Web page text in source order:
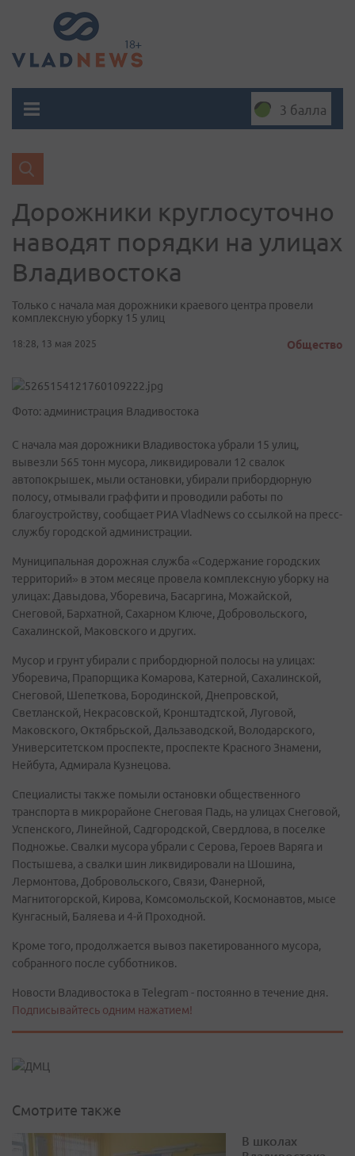
3 балла
Дорожники круглосуточно
наводят порядки на улицах
Владивостока
Только с начала мая дорожники краевого центра провели
комплексную уборку 15 улиц
18:28, 13 мая 2025 Общество
Фото: администрация Владивостока
С начала мая дорожники Владивостока убрали 15 улиц,
вывезли 565 тонн мусора, ликвидировали 12 свалок
автопокрышек, мыли остановки, убирали прибордюрную
полосу, отмывали граффити и проводили работы по
благоустройству, сообщает РИА VladNews со ссылкой на пресс-
службу городской администрации.
Муниципальная дорожная служба «Содержание городских
территорий» в этом месяце провела комплексную уборку на
улицах: Давыдова, Уборевича, Басаргина, Можайской,
Снеговой, Бархатной, Сахарном Ключе, Добровольского,
Сахалинской, Маковского и других.
Мусор и грунт убирали с прибордюрной полосы на улицах:
Уборевича, Прапорщика Комарова, Катерной, Сахалинской,
Снеговой, Шепеткова, Бородинской, Днепровской,
Светланской, Некрасовской, Кронштадтской, Луговой,
Маковского, Октябрьской, Дальзаводской, Володарского,
Университетском проспекте, проспекте Красного Знамени,
Нейбута, Адмирала Кузнецова.
Специалисты также помыли остановки общественного
транспорта в микрорайоне Снеговая Падь, на улицах Снеговой,
Успенского, Линейной, Садгородской, Свердлова, в поселке
Подножье. Свалки мусора убрали с Серова, Героев Варяга и
Постышева, а свалки шин ликвидировали на Шошина,
Лермонтова, Добровольского, Связи, Фанерной,
Магнитогорской, Кирова, Комсомольской, Космонавтов, мысе
Кунгасный, Баляева и 4-й Проходной.
Кроме того, продолжается вывоз пакетированного мусора,
собранного после субботников.
Новости Владивостока в Telegram - постоянно в течение дня.
Подписывайтесь одним нажатием!
Смотрите также
В школах